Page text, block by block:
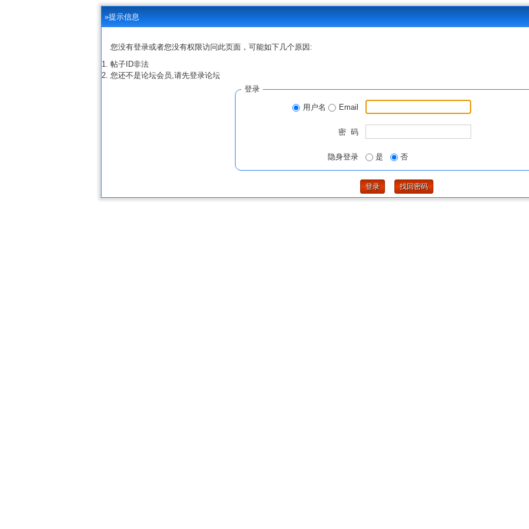
»提示信息
您没有登录或者您没有权限访问此页面，可能如下几个原因:
帖子ID非法
您还不是论坛会员,请先登录论坛
登录
用户名 Email
密 码
隐身登录 是 否